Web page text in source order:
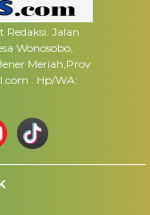
Redaksi. Jalan
Wonosobo,
Meriah,Prov
. Hp/WA: